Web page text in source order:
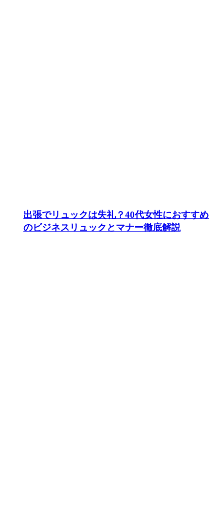
出張でリュックは失礼？40代女性におすすめ
のビジネスリュックとマナー徹底解説